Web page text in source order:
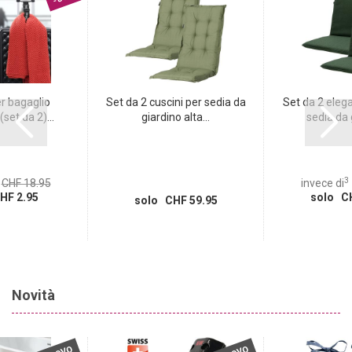
perfettamente alle linee del tuo corpo e garantisce il massimo
comfort!
bagaglio
da 2)...
CHF 18.95
2.95
Set da 2 cuscini per sedia da
giardino alta...
solo CHF 59.95
Set da 2
sedia da
invece di3
solo
Novità